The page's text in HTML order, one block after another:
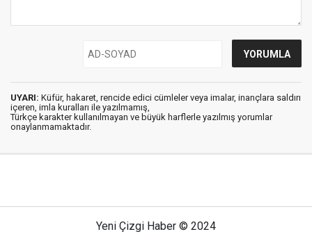
UYARI: Küfür, hakaret, rencide edici cümleler veya imalar, inançlara saldırı
içeren, imla kuralları ile yazılmamış,
Türkçe karakter kullanılmayan ve büyük harflerle yazılmış yorumlar
onaylanmamaktadır.
Yeni Çizgi Haber © 2024